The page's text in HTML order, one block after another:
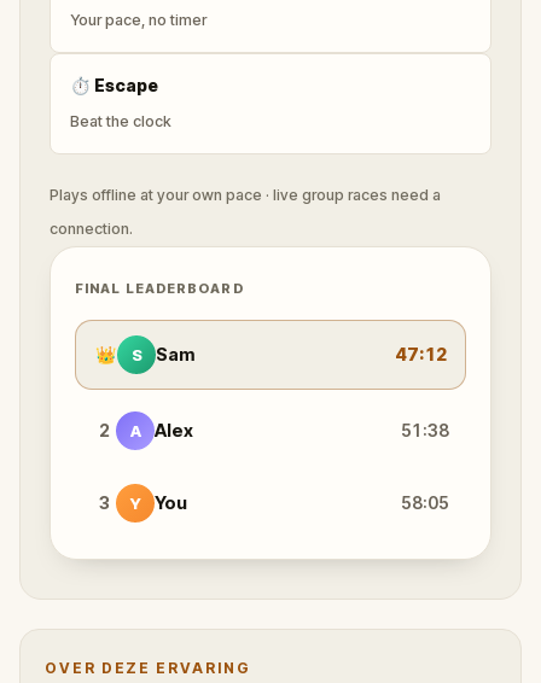
Your pace, no timer
⏱ Escape
Beat the clock
Plays offline at your own pace · live group races need a
connection.
FINAL LEADERBOARD
👑 S Sam 47:12
2 A Alex 51:38
3 Y You 58:05
OVER DEZE ERVARING